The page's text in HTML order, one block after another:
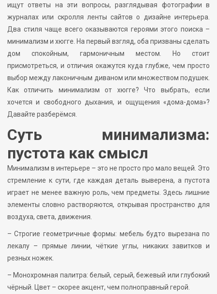
ищут ответы на эти вопросы, разглядывая фотографии в
журналах или скролля ленты сайтов о дизайне интерьера.
Два стиля чаще всего оказываются героями этого поиска –
минимализм и хюгге. На первый взгляд, оба призваны сделать
дом спокойным, гармоничным местом. Но стоит
присмотреться, и отличия окажутся куда глубже, чем просто
выбор между лаконичным диваном или множеством подушек.
Как отличить минимализм от хюгге? Что выбрать, если
хочется и свободного дыхания, и ощущения «дома-дома»?
Давайте разберёмся.
Суть минимализма:
пустота как смысл
Минимализм в интерьере – это не просто про мало вещей. Это
стремление к сути, где каждая деталь выверена, а пустота
играет не менее важную роль, чем предметы. Здесь лишние
элементы словно растворяются, открывая пространство для
воздуха, света, движения.
– Строгие геометричные формы: мебель будто вырезана по
лекалу – прямые линии, чёткие углы, никаких завитков и
резных ножек.
– Монохромная палитра: белый, серый, бежевый или глубокий
чёрный. Цвет – скорее акцент, чем полноправный герой.